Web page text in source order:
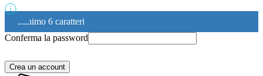
minimo 6 caratteri
Conferma la password
Crea un account